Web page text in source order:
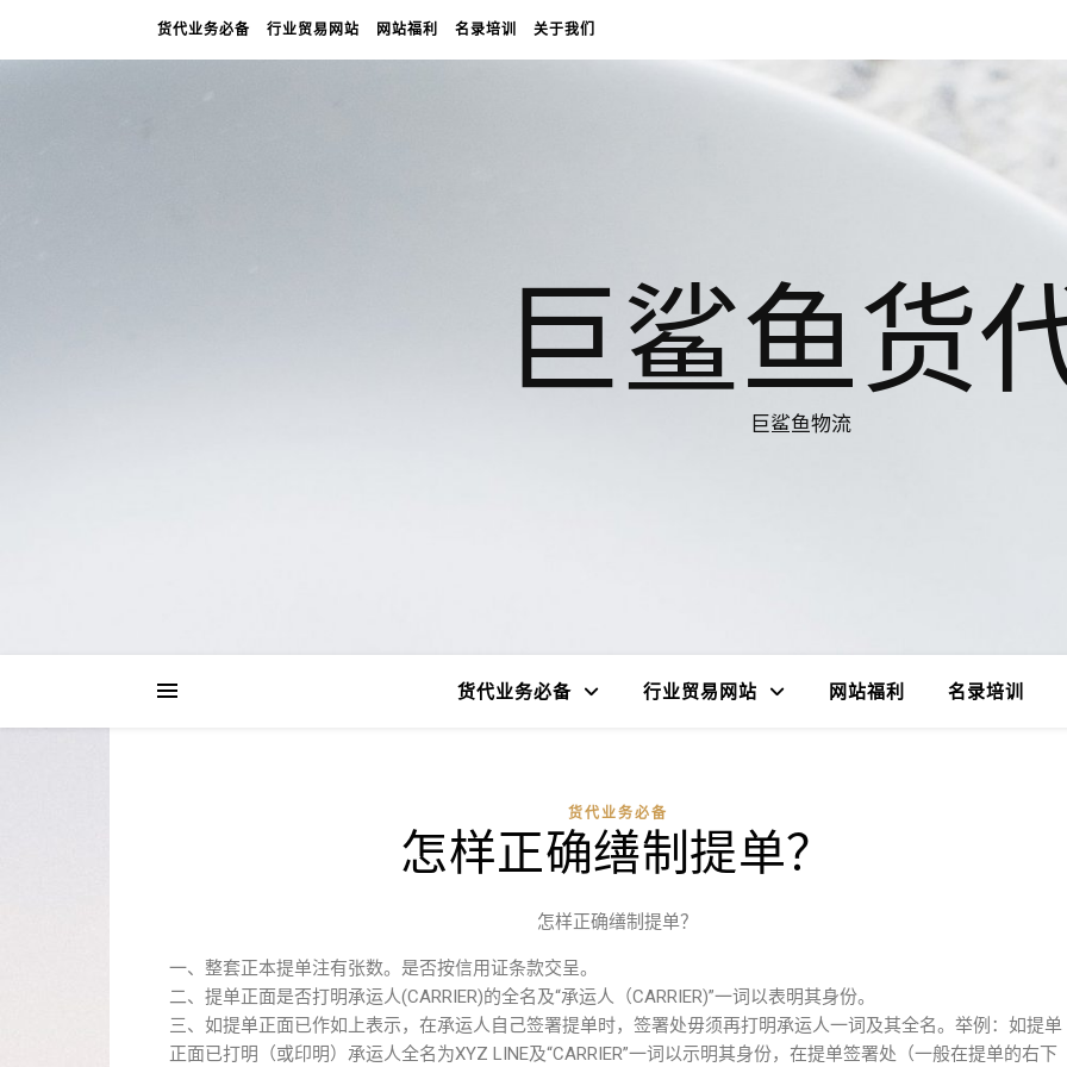
货代业务必备 行业贸易网站 网站福利 名录培训 关于我们
巨鲨鱼货
巨鲨鱼物流
货代业务必备 行业贸易网站 网站福利 名录培训
货代业务必备
怎样正确缮制提单？
怎样正确缮制提单？
一、整套正本提单注有张数。是否按信用证条款交呈。
二、提单正面是否打明承运人(CARRIER)的全名及“承运人（CARRIER)”一词以表明其身份。
三、如提单正面已作如上表示，在承运人自己签署提单时，签署处毋须再打明承运人一词及其全名。举例：如提单
正面已打明（或印明）承运人全名为XYZ LINE及“CARRIER”一词以示明其身份，在提单签署处（一般在提单的右下